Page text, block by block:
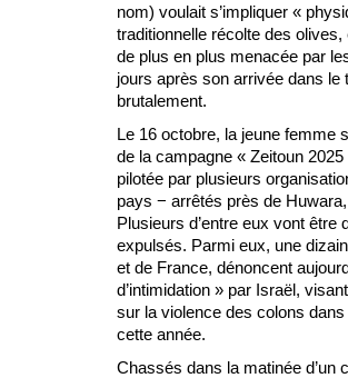
nom) voulait s’impliquer «
traditionnelle récolte des
de plus en plus menacée par
jours après son arrivée dans le
brutalement.
Le 16 octobre, la jeune femme
de la campagne « Zeitoun
pilotée par plusieurs
pays − arrêtés près de
Plusieurs d’entre eux vont être
expulsés. Parmi eux, une
et de France, dénoncent
d’intimidation » par Israël,
sur la violence des colons
cette année.
Chassés dans la matinée d’un